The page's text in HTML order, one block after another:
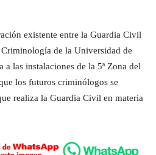
existente entre la Guardia Civil
de la Universidad de
las instalaciones de la 5ª Zona del
los futuros criminólogos se
realiza la Guardia Civil en materia